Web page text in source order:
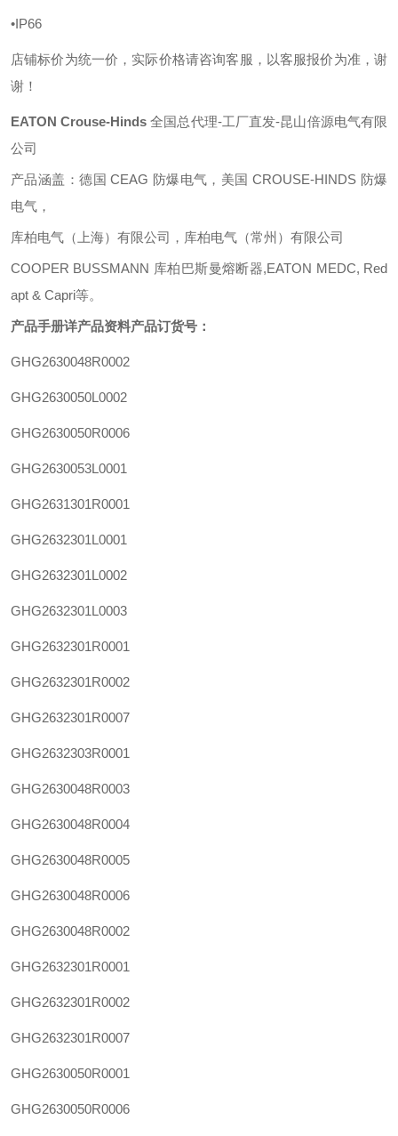
•IP66
店铺标价为统一价，实际价格请咨询客服，以客服报价为准，谢
谢！
EATON Crouse-Hinds全国总代理-工厂直发-昆山倍源电气有限
公司
产品涵盖：德国 CEAG 防爆电气，美国 CROUSE-HINDS 防爆
电气，
库柏电气（上海）有限公司，库柏电气（常州）有限公司
COOPER BUSSMANN 库柏巴斯曼熔断器,EATON MEDC, Red
apt & Capri等。
产品手册详产品资料产品订货号：
GHG2630048R0002
GHG2630050L0002
GHG2630050R0006
GHG2630053L0001
GHG2631301R0001
GHG2632301L0001
GHG2632301L0002
GHG2632301L0003
GHG2632301R0001
GHG2632301R0002
GHG2632301R0007
GHG2632303R0001
GHG2630048R0003
GHG2630048R0004
GHG2630048R0005
GHG2630048R0006
GHG2630048R0002
GHG2632301R0001
GHG2632301R0002
GHG2632301R0007
GHG2630050R0001
GHG2630050R0006